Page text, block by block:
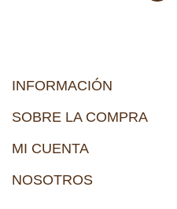
INFORMACIÓN
SOBRE LA COMPRA
MI CUENTA
NOSOTROS